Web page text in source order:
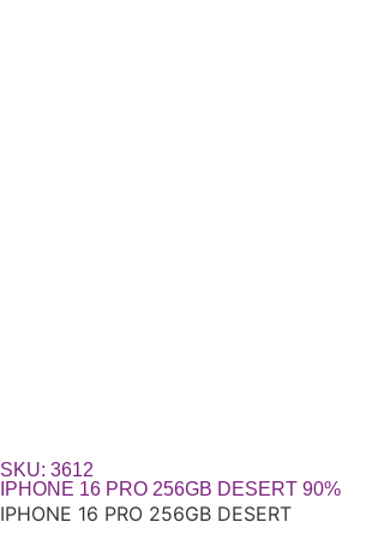
SKU: 3612
IPHONE 16 PRO 256GB DESERT 90%
IPHONE 16 PRO 256GB DESERT